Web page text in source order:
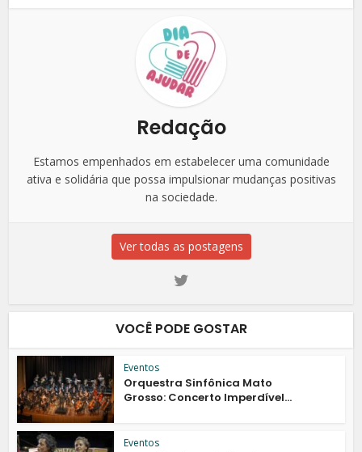
Redação
Estamos empenhados em estabelecer uma comunidade
ativa e solidária que possa impulsionar mudanças positivas
na sociedade.
Ver todas as postagens
VOCÊ PODE GOSTAR
Eventos
Orquestra Sinfônica Mato
Grosso: Concerto Imperdível...
Eventos